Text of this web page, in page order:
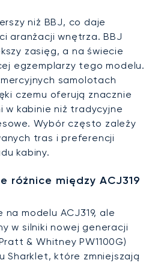
niż BBJ, co daje
aranżacji wnętrza. BBJ
zasięg, a na świecie
egzemplarzy tego modelu.
samolotach
czemu oferują znacznie
w kabinie niż tradycyjne
Wybór często zależy
tras i preferencji
kabiny.
różnice między ACJ319
na modelu ACJ319, ale
w silniki nowej generacji
& Whitney PW1100G)
Sharklet, które zmniejszają